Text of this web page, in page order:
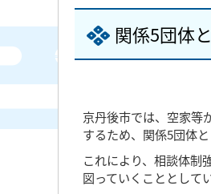
関係5団体
京丹後市では、空家等
するため、関係5団体
これにより、相談体制
図っていくこととしてい